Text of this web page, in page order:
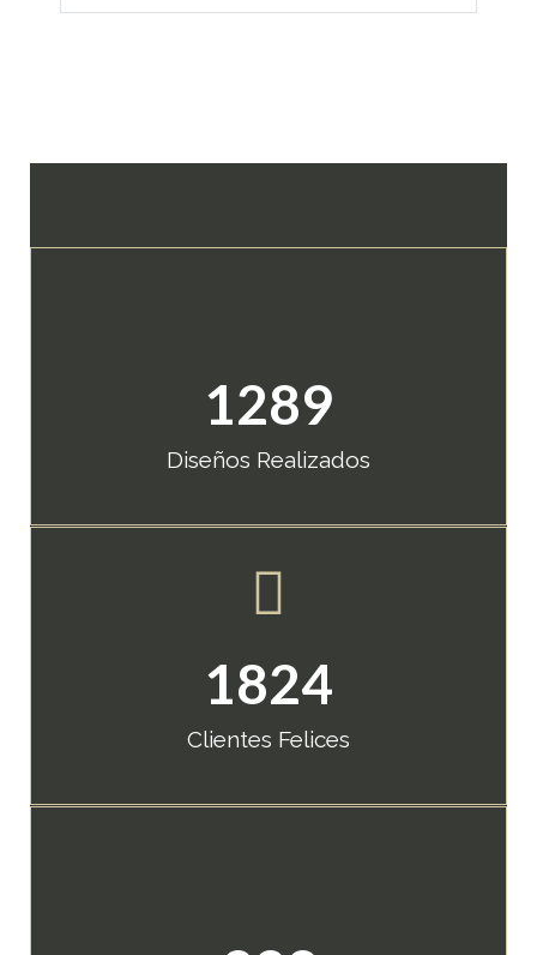
Diseños Realizados
1289
Clientes Felices
1824